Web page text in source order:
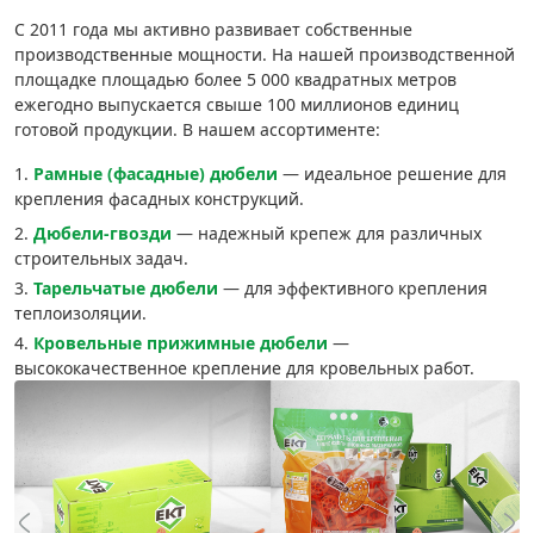
Кронштейны и крюки хозяйственные ›
Электро и бензоинструмент, оборудование
Нержавеющий крепеж ›
Перфорированный крепеж ›
Скобяные изделия и мебельная фурнитура
С 2011 года мы активно развивает собственные
производственные мощности. На нашей производственной
площадке площадью более 5 000 квадратных метров
ежегодно выпускается свыше 100 миллионов единиц
готовой продукции. В нашем ассортименте:
Рамные (фасадные) дюбели — идеальное решение для
крепления фасадных конструкций.
Дюбели-гвозди — надежный крепеж для различных
строительных задач.
Тарельчатые дюбели — для эффективного крепления
теплоизоляции.
Кровельные прижимные дюбели —
высококачественное крепление для кровельных работ.